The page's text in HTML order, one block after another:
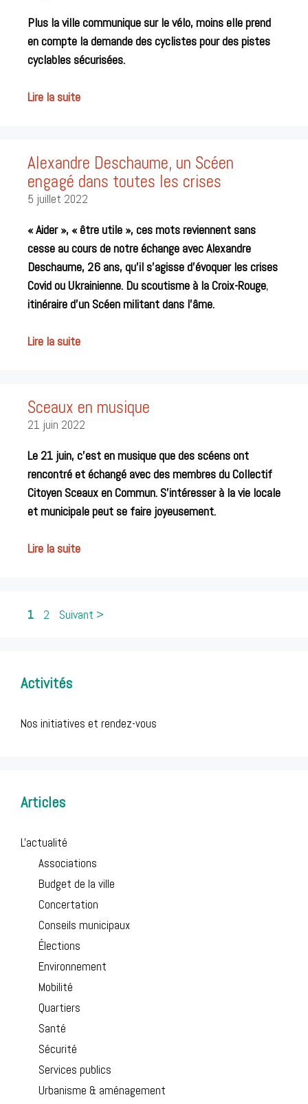
Plus la ville communique sur le vélo, moins elle prend
en compte la demande des cyclistes pour des pistes
cyclables sécurisées.
Lire la suite
Alexandre Deschaume, un Scéen
engagé dans toutes les crises
5 juillet 2022
«Aider », « être utile », ces mots reviennent sans
cesse au cours de notre échange avec Alexandre
Deschaume, 26 ans, qu’il s’agisse d’évoquer les crises
Covid ou Ukrainienne. Du scoutisme à la Croix-Rouge,
itinéraire d’un Scéen militant dans l’âme.
Lire la suite
Sceaux en musique
21 juin 2022
Le 21 juin, c’est en musique que des scéens ont
rencontré et échangé avec des membres du Collectif
Citoyen Sceaux en Commun. S’intéresser à la vie locale
et municipale peut se faire joyeusement.
Lire la suite
Post
1 2 Suivant >
Activités
Nos initiatives et rendez-vous
Articles
L'actualité
Associations
Budget de la ville
Concertation
Conseils municipaux
Élections
Environnement
Mobilité
Quartiers
Santé
Sécurité
Services publics
Urbanisme & aménagement